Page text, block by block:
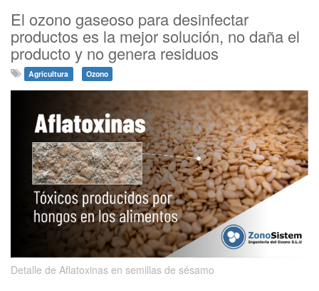
El ozono gaseoso para desinfectar
productos es la mejor solución, no daña el
producto y no genera residuos
Agricultura Ozono
Detalle de Aflatoxinas en semillas de sésamo